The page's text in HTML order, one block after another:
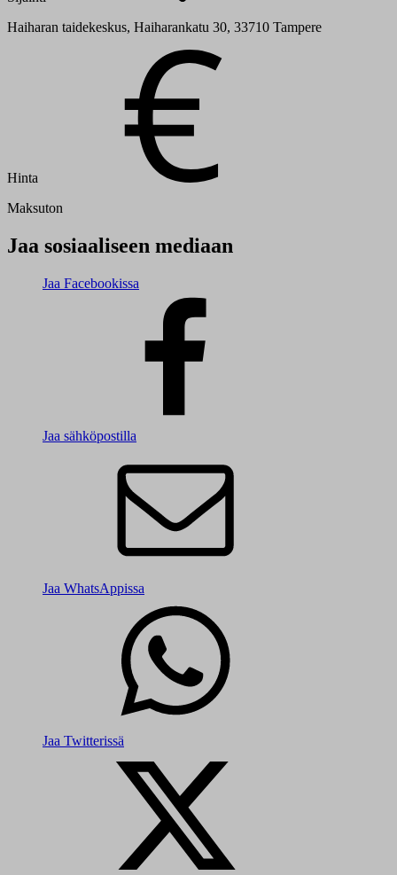
Haiharan taidekeskus, Haiharankatu 30, 33710 Tampere
Hinta
Maksuton
Jaa sosiaaliseen mediaan
Jaa Facebookissa
Jaa sähköpostilla
Jaa WhatsAppissa
Jaa Twitterissä